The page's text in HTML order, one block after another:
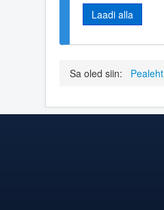
Laadi alla
Sa oled siin: Pealeht